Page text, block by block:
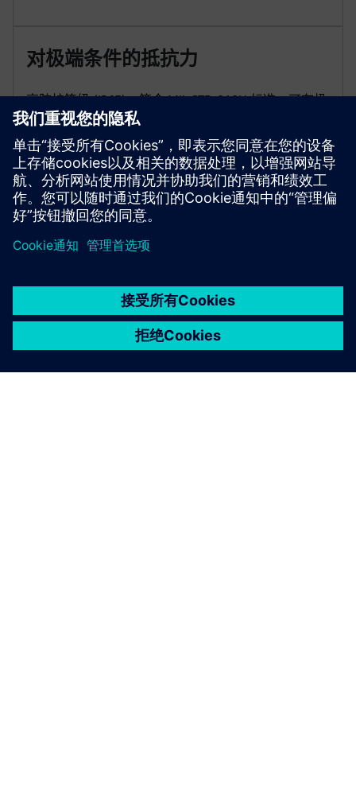
对极端条件的抵抗力
高防护等级 (IP65)，符合 MIL-STD-810H 标准，可在极
端条件下表现良好。工业平板电脑专为 -20 到 +60
°C（在适配器模式下）的工作温度而设计。